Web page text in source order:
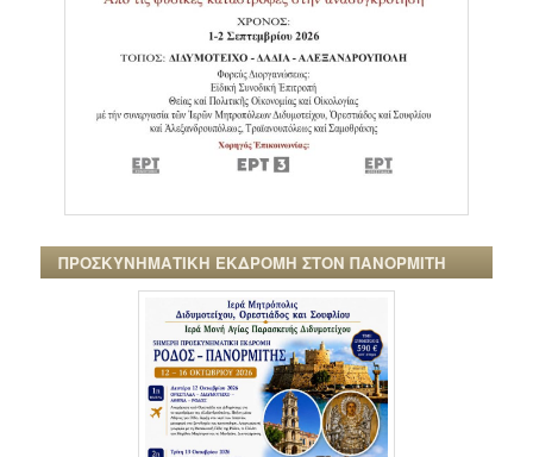
ΠΡΟΣΚΥΝΗΜΑΤΙΚΗ ΕΚΔΡΟΜΗ ΣΤΟΝ ΠΑΝΟΡΜΙΤΗ